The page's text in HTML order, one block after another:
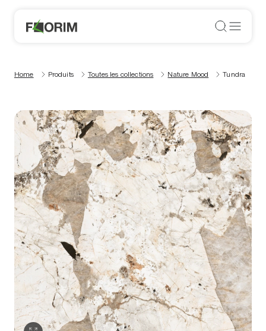
Home Produits Toutes les collections Nature Mood Tundra